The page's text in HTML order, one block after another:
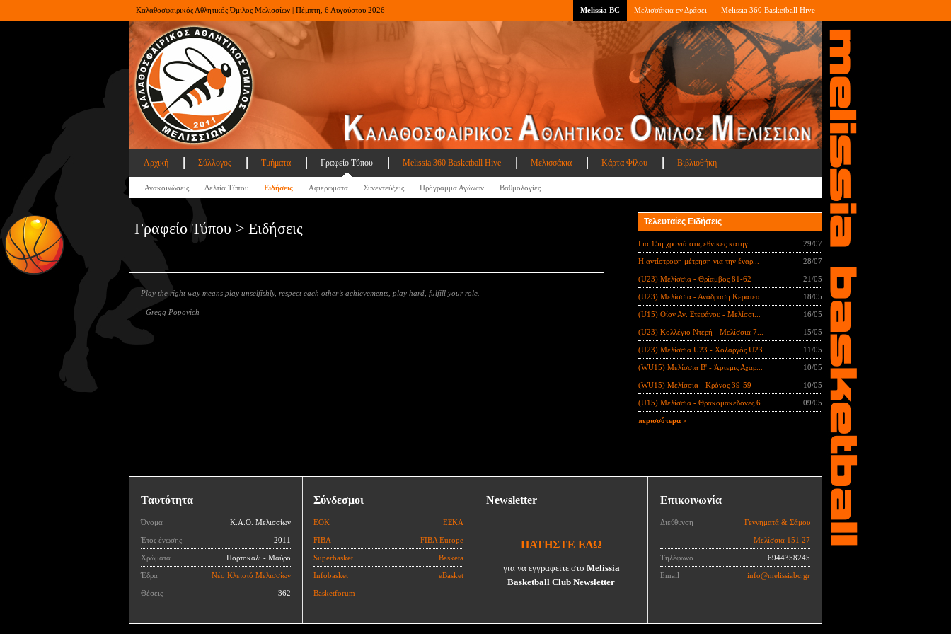
Καλαθοσφαιρικός Αθλητικός Όμιλος Μελισσίων | Πέμπτη, 6 Αυγούστου 2026 Melissia BC Μελισσάκια εν Δράσει Melissia 360 Basketball Hive
Αρχική Σύλλογος Τμήματα Γραφείο Τύπου Melissia 360 Basketball Hive Μελισσάκια Κάρτα Φίλου Βιβλιοθήκη
Ανακοινώσεις Δελτία Τύπου Ειδήσεις Αφιερώματα Συνεντεύξεις Πρόγραμμα Αγώνων Βαθμολογίες
Γραφείο Τύπου > Ειδήσεις
Play the right way means play unselfishly, respect each other’s achievements, play hard, fulfill your role.
- Gregg Popovich
Τελευταίες Ειδήσεις
Για 15η χρονιά στις εθνικές κατηγ... 29/07
Η αντίστροφη μέτρηση για την έναρ... 28/07
(U23) Μελίσσια - Θρίαμβος 81-62 21/05
(U23) Μελίσσια - Ανάδραση Κερατέα... 18/05
(U15) Οίον Αγ. Στεφάνου - Μελίσσι... 16/05
(U23) Κολλέγιο Ντερή - Μελίσσια 7... 15/05
(U23) Μελίσσια U23 - Χολαργός U23... 11/05
(WU15) Μελίσσια B' - Άρτεμις Αχαρ... 10/05
(WU15) Μελίσσια - Κρόνος 39-59 10/05
(U15) Μελίσσια - Θρακομακεδόνες 6... 09/05
περισσότερα »
Ταυτότητα
Όνομα Κ.Α.Ο. Μελισσίων
Έτος ένωσης 2011
Χρώματα Πορτοκαλί - Μαύρο
Έδρα Νέο Κλειστό Μελισσίων
Θέσεις 362
Σύνδεσμοι
ΕΟΚ ΕΣΚΑ
FIBA FIBA Europe
Basketa
Superbasket
eBasket
Infobasket
Basketforum
Newsletter
ΠΑΤΗΣΤΕ ΕΔΩ
για να εγγραφείτε στο Melissia
Basketball Club Newsletter
Επικοινωνία
Διεύθυνση Γεννηματά & Σάμου
Μελίσσια 151 27
Τηλέφωνο 6944358245
Email info@melissiabc.gr